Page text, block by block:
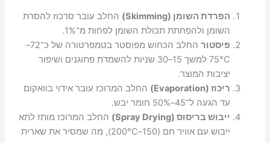
הפרדת השומן (Skimming)
החלב עובר סרכוז להסרת
השומן ולהפחתת תכולת השומן לפחות מ־1%.
פיסטור
החלב הכחוש מפוסטר בטמפרטורה של כ־72–
75°C למשך 15–30 שניות להשמדת פתוגנים ושיפור
יציבות המוצר.
ריכוז (Evaporation)
החלב המרוכז עובר אידוי בוואקום
עד הגעה ל־45–50% חומר יבש.
ייבוש בריסוס (Spray Drying)
החלב המרוכז מותז לתא
ייבוש עם אוויר חם (150–200°C), מה שמסיר את שארית